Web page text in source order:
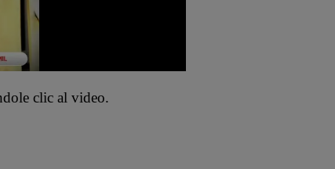
clic al video.